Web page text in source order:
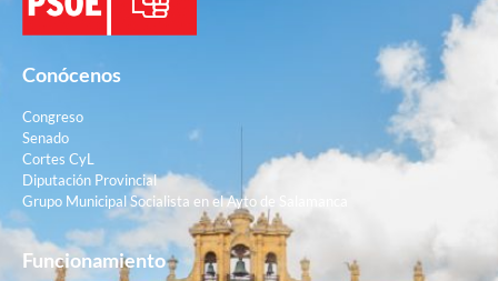
Conócenos
Congreso
Senado
Cortes CyL
Diputación Provincial
Grupo Municipal Socialista en el Ayto de Salamanca
Funcionamiento